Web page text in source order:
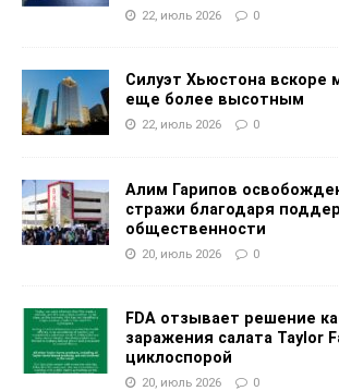
22, июль 2026 0
Силуэт Хьюстона вскоре
еще более высотным
22, июль 2026 0
Алим Гарипов
стражи благодаря
общественности
20, июль 2026 0
FDA отзывает решение
заражения салата Taylor
циклоспорой
20, июль 2026 0